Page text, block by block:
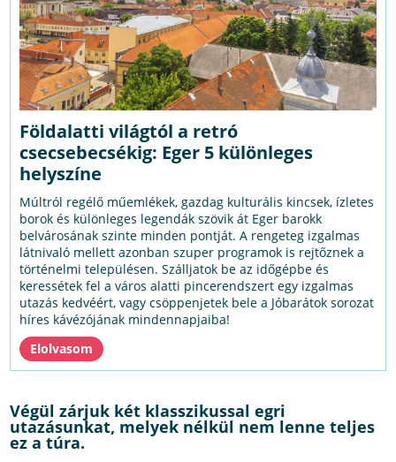
Földalatti világtól a retró
csecsebecsékig: Eger 5 különleges
helyszíne
Múltról regélő műemlékek, gazdag kulturális kincsek, ízletes
borok és különleges legendák szövik át Eger barokk
belvárosának szinte minden pontját. A rengeteg izgalmas
látnivaló mellett azonban szuper programok is rejtőznek a
történelmi településen. Szálljatok be az időgépbe és
keressétek fel a város alatti pincerendszert egy izgalmas
utazás kedvéért, vagy csöppenjetek bele a Jóbarátok sorozat
híres kávézójának mindennapjaiba!
Végül zárjuk két klasszikussal egri
utazásunkat, melyek nélkül nem lenne teljes
ez a túra.